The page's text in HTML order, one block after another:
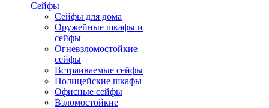
Сейфы
Сейфы для дома
Оружейные шкафы и
сейфы
Огневзломостойкие
сейфы
Встраиваемые сейфы
Полицейские шкафы
Офисные сейфы
Взломостойкие